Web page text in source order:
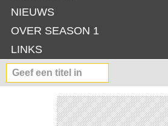
NIEUWS
OVER SEASON 1
LINKS